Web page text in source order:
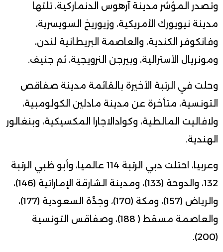
وتصدر المؤشر مدينة آرهوس الدنماركية، تلتها
مدينة نيويورك الأمريكية، وزيوريخ السويسرية،
وفانكوفر الكندية، والعاصمة البريطانية لندن،
ومونريال الأسترالية، وبيرجن النرويجية، ثم جنيف.
وحلت في الرتبة الأخيرة بالقائمة مدينة صفاقص
التونسية، متأخرة عن مدينة مادلين الكولومبية،
ولافاليت المالطية، وكوادالاجارا المكسيكية، وبنغالور
الهندية.
وعربيا، احتلت دبي الرتبة 114 عالميا، وأبو ظبي الرتبة
132، والدوحة (133)، ومدينة الشارقة الإماراتية (146)،
والرياض (157)، ومكة (170)، وجدَّة السعودية (177)،
والعاصمة مسقط ( 188)، وصفاقس التونسية
(200).